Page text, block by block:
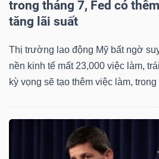
trong tháng 7, Fed có
tăng lãi suất
Thị trường lao động Mỹ bất ngờ
nền kinh tế mất 23,000 việc làm,
kỳ vọng sẽ tạo thêm việc làm, trong
CÔNG
NGHIỆP